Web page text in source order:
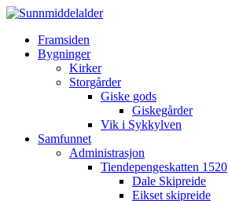
Framsiden
Bygninger
Kirker
Storgårder
Giske gods
Giskegårder
Vik i Sykkylven
Samfunnet
Administrasjon
Tiendepengeskatten 1520
Dale Skipreide
Eikset skipreide